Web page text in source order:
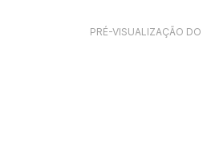
PRÉ-VISUALIZAÇÃO